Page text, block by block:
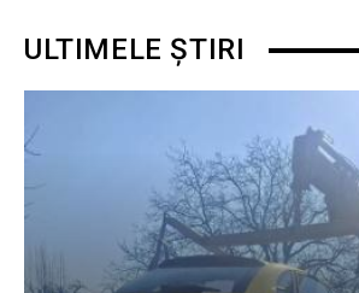
ULTIMELE ȘTIRI